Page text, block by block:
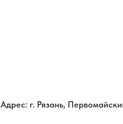
Адрес: г. Рязань,